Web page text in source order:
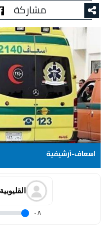
مشاركة
اسعاف-أرشيفية
A
.